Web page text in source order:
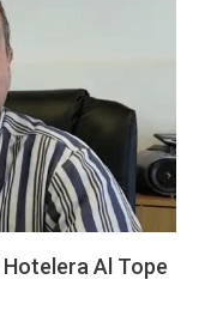
Al Tope